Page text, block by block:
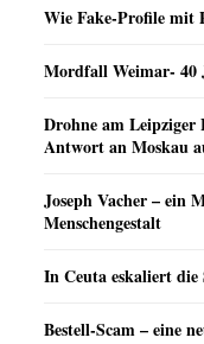
Wie Fake-Profile mit
Mordfall Weimar- 40
Drohne am Leipziger
Antwort an Moskau
Joseph Vacher – ein
Menschengestalt
In Ceuta eskaliert
Bestell-Scam – eine